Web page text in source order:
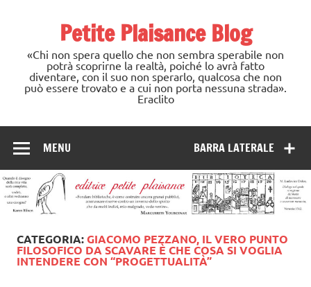
Petite Plaisance Blog
«Chi non spera quello che non sembra sperabile non
potrà scoprirne la realtà, poiché lo avrà fatto
diventare, con il suo non sperarlo, qualcosa che non
può essere trovato e a cui non porta nessuna strada».
Eraclito
BARRA LATERALE
MENU
CATEGORIA:GIACOMO PEZZANO, IL VERO PUNTO
FILOSOFICO DA SCAVARE È CHE COSA SI VOGLIA
INTENDERE CON “PROGETTUALITÀ”